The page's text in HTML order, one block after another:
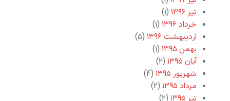
تیر ۱۳۹۶
(۱)
خرداد ۱۳۹۶
(۱)
اردیبهشت ۱۳۹۶
(۵)
بهمن ۱۳۹۵
(۱)
آبان ۱۳۹۵
(۲)
شهریور ۱۳۹۵
(۴)
مرداد ۱۳۹۵
(۲)